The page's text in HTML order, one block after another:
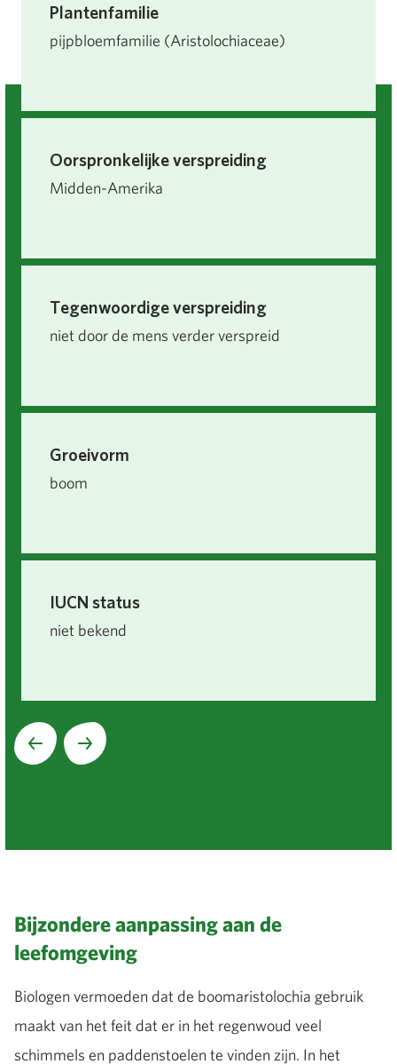
Plantenfamilie
pijpbloemfamilie (Aristolochiaceae)
Oorspronkelijke verspreiding
Midden-Amerika
Tegenwoordige verspreiding
niet door de mens verder verspreid
Groeivorm
boom
IUCN status
niet bekend
Volgende
Bijzondere aanpassing aan de
leefomgeving
Biologen vermoeden dat de boomaristolochia gebruik
maakt van het feit dat er in het regenwoud veel
schimmels en paddenstoelen te vinden zijn. In het